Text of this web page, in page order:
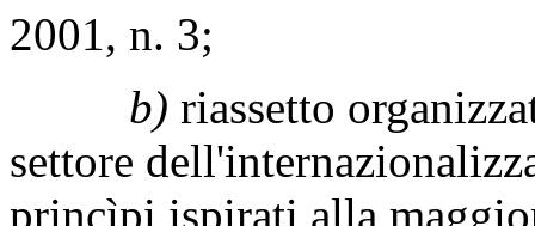
2001, n. 3;
b) riassetto
settore
princìpi ispirati alla